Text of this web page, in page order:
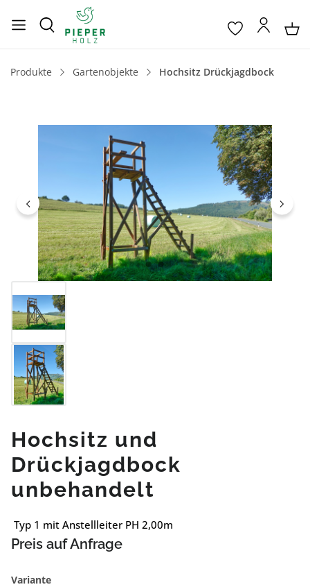
Produkte Gartenobjekte Hochsitz Drückjagdbock
Bildergalerie überspringen
Hochsitz und
Drückjagdbock
unbehandelt
Typ 1 mit Anstellleiter PH 2,00m
Preis auf Anfrage
Varianteauswählen